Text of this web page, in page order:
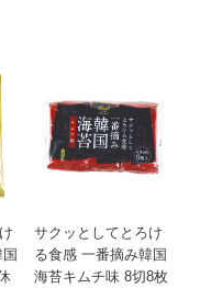
サクッとしてとろけ
る食感 一番摘み韓国
海苔キムチ味 8切8枚